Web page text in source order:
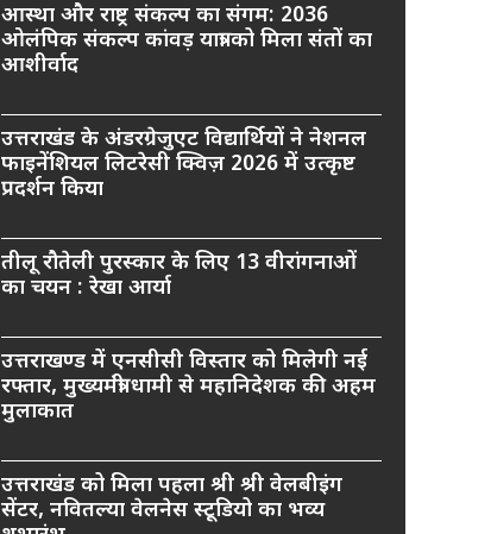
आस्था और राष्ट्र संकल्प का संगम: 2036
ओलंपिक संकल्प कांवड़ यात्रा को मिला संतों का
आशीर्वाद
उत्तराखंड के अंडरग्रेजुएट विद्यार्थियों ने नेशनल
फाइनेंशियल लिटरेसी क्विज़ 2026 में उत्कृष्ट
प्रदर्शन किया
तीलू रौतेली पुरस्कार के लिए 13 वीरांगनाओं
का चयन : रेखा आर्या
उत्तराखण्ड में एनसीसी विस्तार को मिलेगी नई
रफ्तार, मुख्यमंत्री धामी से महानिदेशक की अहम
मुलाकात
उत्तराखंड को मिला पहला श्री श्री वेलबीइंग
सेंटर, नवितल्या वेलनेस स्टूडियो का भव्य